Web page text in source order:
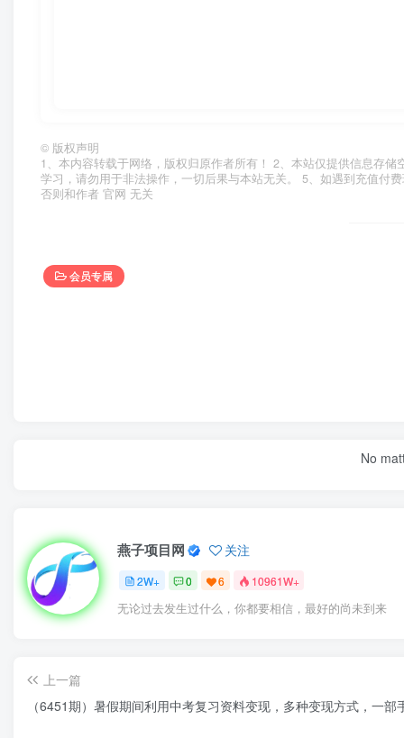
© 版权声明
1、本内容转载于网络，版权归原作者所有！ 2、本站仅提供信息存
学习，请勿用于非法操作，一切后果与本站无关。 5、如遇到充值付
否则和作者 官网 无关
会员专属
No
燕子项目网 关注
2W+ 0 6 10961W+
无论过去发生过什么，你都要相信，最好的尚未到来
上一篇
（6451期）暑假期间利用中考复习资料变现，多种变现方式，一